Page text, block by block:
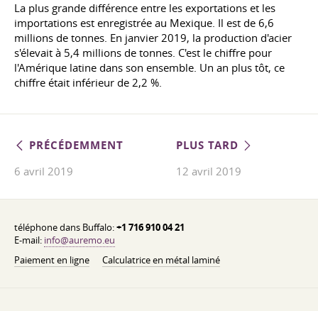
La plus grande différence entre les exportations et les
importations est enregistrée au Mexique. Il est de 6,6
millions de tonnes. En janvier 2019, la production d'acier
s'élevait à 5,4 millions de tonnes. C'est le chiffre pour
l'Amérique latine dans son ensemble. Un an plus tôt, ce
chiffre était inférieur de 2,2 %.
PRÉCÉDEMMENT
6 avril 2019
PLUS TARD
12 avril 2019
téléphone dans Buffalo:+1 716 910 04 21
E-mail: info@auremo.eu
Paiement en ligne
Calculatrice en métal laminé